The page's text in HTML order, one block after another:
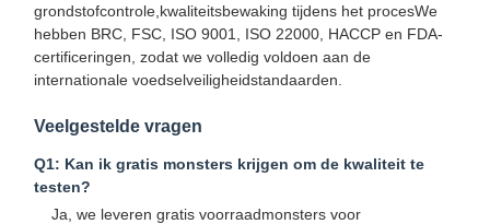
Kwaliteitscont
Role
Neem
Contact Met
Ons Op
Nieuws Gevallen
Praatje Nu
grondstofcontrole,kwaliteitsbewaking tijdens het procesWe
hebben BRC, FSC, ISO 9001, ISO 22000, HACCP en FDA-
certificeringen, zodat we volledig voldoen aan de
internationale voedselveiligheidstandaarden.
Veelgestelde vragen
Q1: Kan ik gratis monsters krijgen om de kwaliteit te
testen?
Ja, we leveren gratis voorraadmonsters voor